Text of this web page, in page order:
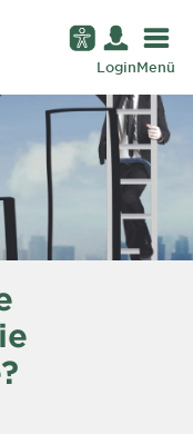
LoginMenü